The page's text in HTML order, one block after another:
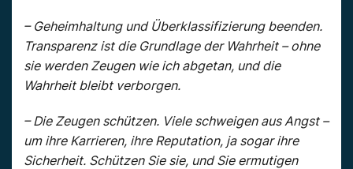
– Geheimhaltung und Überklassifizierung beenden.
Transparenz ist die Grundlage der Wahrheit – ohne
sie werden Zeugen wie ich abgetan, und die
Wahrheit bleibt verborgen.
– Die Zeugen schützen. Viele schweigen aus Angst –
um ihre Karrieren, ihre Reputation, ja sogar ihre
Sicherheit. Schützen Sie sie, und Sie ermutigen